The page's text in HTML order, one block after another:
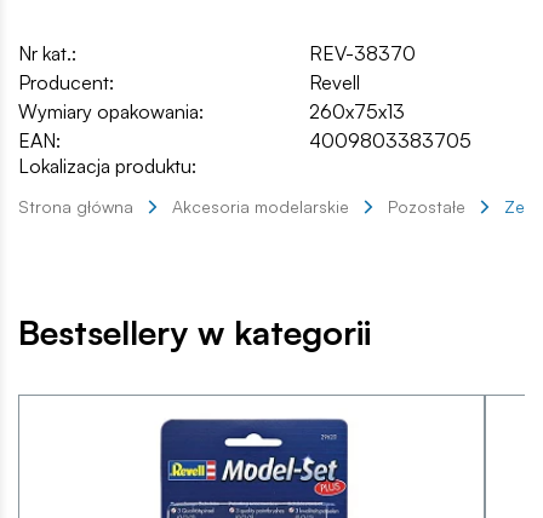
Nr kat.:
REV-38370
Producent:
Revell
Wymiary opakowania:
260x75x13
EAN:
4009803383705
Lokalizacja produktu:
Strona główna Akcesoria modelarskie Pozostałe
Bestsellery w kategorii